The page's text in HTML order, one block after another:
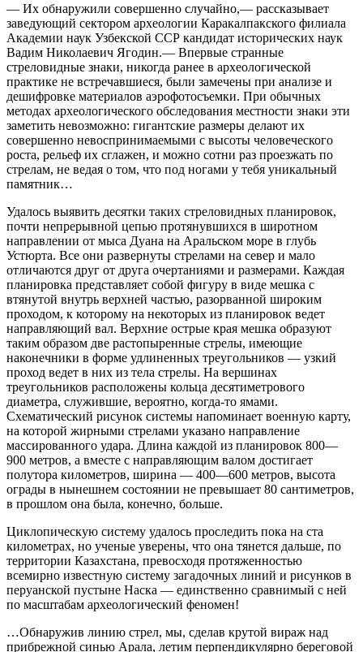
— Их обнаружили совершенно случайно,— рассказывает
заведующий сектором археологии Каракалпакского филиала
Академии наук Узбекской ССР кандидат исторических наук
Вадим Николаевич Ягодин.— Впервые странные
стреловидные знаки, никогда ранее в археологической
практике не встречавшиеся, были замечены при анализе и
дешифровке материалов аэрофотосъемки. При обычных
методах археологического обследования местности знаки эти
заметить невозможно: гигантские размеры делают их
совершенно невоспринимаемыми с высоты человеческого
роста, рельеф их сглажен, и можно сотни раз проезжать по
стрелам, не ведая о том, что под ногами у тебя уникальный
памятник…
Удалось выявить десятки таких стреловидных планировок,
почти непрерывной цепью протянувшихся в широтном
направлении от мыса Дуана на Аральском море в глубь
Устюрта. Все они развернуты стрелами на север и мало
отличаются друг от друга очертаниями и размерами. Каждая
планировка представляет собой фигуру в виде мешка с
втянутой внутрь верхней частью, разорванной широким
проходом, к которому на некоторых из планировок ведет
направляющий вал. Верхние острые края мешка образуют
таким образом две растопыренные стрелы, имеющие
наконечники в форме удлиненных треугольников — узкий
проход ведет в них из тела стрелы. На вершинах
треугольников расположены кольца десятиметрового
диаметра, служившие, вероятно, когда-то ямами.
Схематический рисунок системы напоминает военную карту,
на которой жирными стрелами указано направление
массированного удара. Длина каждой из планировок 800—
900 метров, а вместе с направляющим валом достигает
полутора километров, ширина — 400—600 метров, высота
ограды в нынешнем состоянии не превышает 80 сантиметров,
в прошлом она была, конечно, больше.
Циклопическую систему удалось проследить пока на ста
километрах, но ученые уверены, что она тянется дальше, по
территории Казахстана, превосходя протяженностью
всемирно известную систему загадочных линий и рисунков в
перуанской пустыне Наска — единственно сравнимый с ней
по масштабам археологический феномен!
…Обнаружив линию стрел, мы, сделав крутой вираж над
прибрежной синью Арала, летим перпендикулярно береговой